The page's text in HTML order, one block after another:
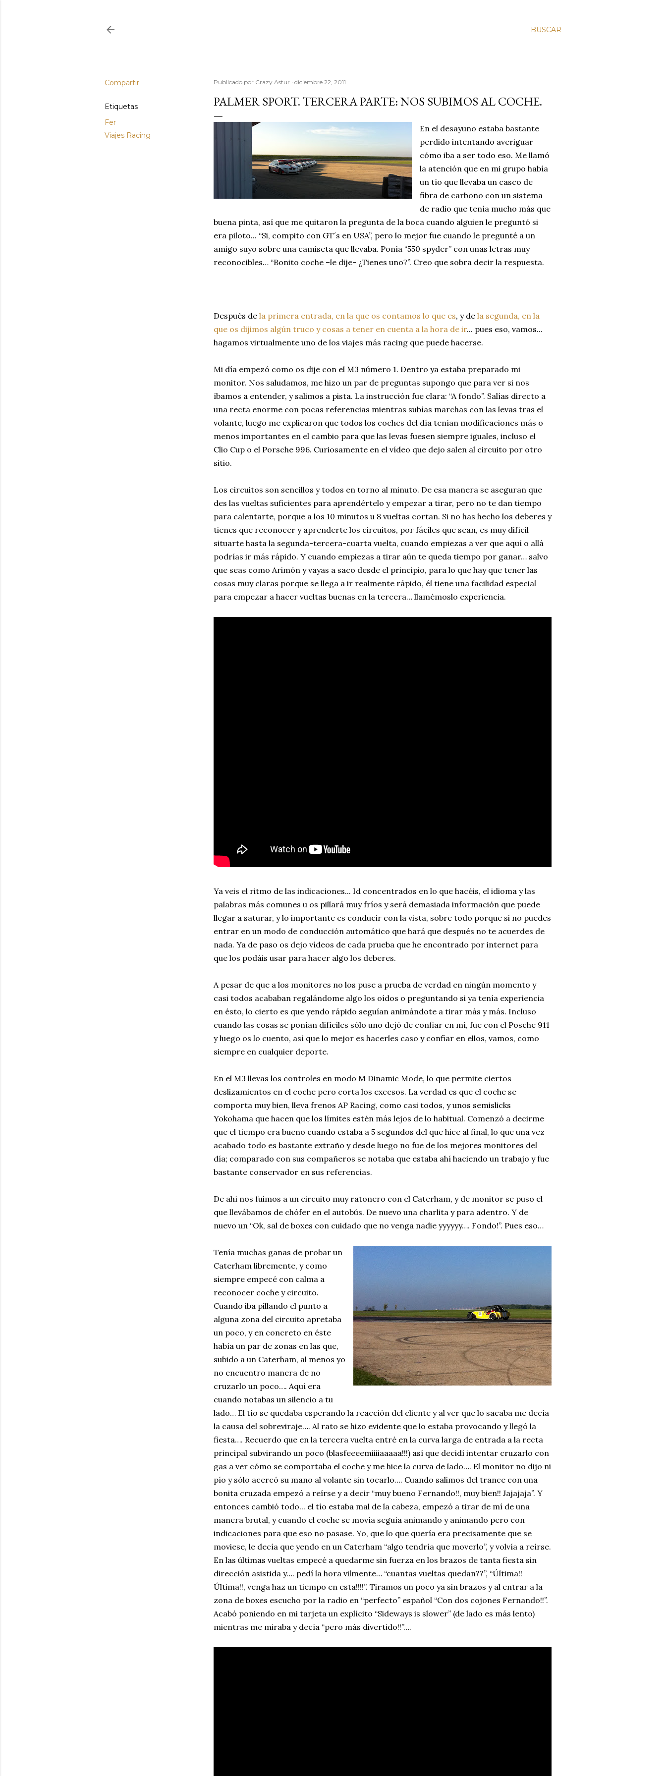
BUSCAR
Compartir
Etiquetas
Fer
Viajes Racing
Publicado por Crazy Astur diciembre 22, 2011
PALMER SPORT. TERCERA PARTE: NOS SUBIMOS AL COCHE.
En el desayuno estaba bastante
perdido intentando averiguar
cómo iba a ser todo eso. Me llamó
la atención que en mi grupo había
un tío que llevaba un casco de
fibra de carbono con un sistema
de radio que tenía mucho más que
buena pinta, así que me quitaron la pregunta de la boca cuando alguien le preguntó si
era piloto... “Si, compito con GT´s en USA”, pero lo mejor fue cuando le pregunté a un
amigo suyo sobre una camiseta que llevaba. Ponía “550 spyder” con unas letras muy
reconocibles… “Bonito coche –le dije- ¿Tienes uno?”. Creo que sobra decir la respuesta.
Después de la primera entrada, en la que os contamos lo que es, y de la segunda, en la
que os dijimos algún truco y cosas a tener en cuenta a la hora de ir... pues eso, vamos...
hagamos virtualmente uno de los viajes más racing que puede hacerse.
Mi día empezó como os dije con el M3 número 1. Dentro ya estaba preparado mi
monitor. Nos saludamos, me hizo un par de preguntas supongo que para ver si nos
íbamos a entender, y salimos a pista. La instrucción fue clara: “A fondo”. Salías directo a
una recta enorme con pocas referencias mientras subías marchas con las levas tras el
volante, luego me explicaron que todos los coches del día tenían modificaciones más o
menos importantes en el cambio para que las levas fuesen siempre iguales, incluso el
Clio Cup o el Porsche 996. Curiosamente en el vídeo que dejo salen al circuito por otro
sitio.
Los circuitos son sencillos y todos en torno al minuto. De esa manera se aseguran que
des las vueltas suficientes para aprendértelo y empezar a tirar, pero no te dan tiempo
para calentarte, porque a los 10 minutos u 8 vueltas cortan. Si no has hecho los deberes y
tienes que reconocer y aprenderte los circuitos, por fáciles que sean, es muy difícil
situarte hasta la segunda-tercera-cuarta vuelta, cuando empiezas a ver que aquí o allá
podrías ir más rápido. Y cuando empiezas a tirar aún te queda tiempo por ganar… salvo
que seas como Arimón y vayas a saco desde el principio, para lo que hay que tener las
cosas muy claras porque se llega a ir realmente rápido, él tiene una facilidad especial
para empezar a hacer vueltas buenas en la tercera… llamémoslo experiencia.
Ya veis el ritmo de las indicaciones... Id concentrados en lo que hacéis, el idioma y las
palabras más comunes u os pillará muy fríos y será demasiada información que puede
llegar a saturar, y lo importante es conducir con la vista, sobre todo porque si no puedes
entrar en un modo de conducción automático que hará que después no te acuerdes de
nada. Ya de paso os dejo vídeos de cada prueba que he encontrado por internet para
que los podáis usar para hacer algo los deberes.
A pesar de que a los monitores no los puse a prueba de verdad en ningún momento y
casi todos acababan regalándome algo los oídos o preguntando si ya tenía experiencia
en ésto, lo cierto es que yendo rápido seguían animándote a tirar más y más. Incluso
cuando las cosas se ponían difíciles sólo uno dejó de confiar en mí, fue con el Posche 911
y luego os lo cuento, así que lo mejor es hacerles caso y confiar en ellos, vamos, como
siempre en cualquier deporte.
En el M3 llevas los controles en modo M Dinamic Mode, lo que permite ciertos
deslizamientos en el coche pero corta los excesos. La verdad es que el coche se
comporta muy bien, lleva frenos AP Racing, como casi todos, y unos semislicks
Yokohama que hacen que los límites estén más lejos de lo habitual. Comenzó a decirme
que el tiempo era bueno cuando estaba a 5 segundos del que hice al final, lo que una vez
acabado todo es bastante extraño y desde luego no fue de los mejores monitores del
día; comparado con sus compañeros se notaba que estaba ahí haciendo un trabajo y fue
bastante conservador en sus referencias.
De ahí nos fuimos a un circuito muy ratonero con el Caterham, y de monitor se puso el
que llevábamos de chófer en el autobús. De nuevo una charlita y para adentro. Y de
nuevo un “Ok, sal de boxes con cuidado que no venga nadie yyyyyy…. Fondo!”. Pues eso…
Tenía muchas ganas de probar un
Caterham libremente, y como
siempre empecé con calma a
reconocer coche y circuito.
Cuando iba pillando el punto a
alguna zona del circuito apretaba
un poco, y en concreto en éste
había un par de zonas en las que,
subido a un Caterham, al menos yo
no encuentro manera de no
cruzarlo un poco…. Aquí era
cuando notabas un silencio a tu
lado… El tío se quedaba esperando la reacción del cliente y al ver que lo sacaba me decía
la causa del sobreviraje…. Al rato se hizo evidente que lo estaba provocando y llegó la
fiesta…. Recuerdo que en la tercera vuelta entré en la curva larga de entrada a la recta
principal subvirando un poco (blasfeeeemiiiiaaaaa!!!) así que decidí intentar cruzarlo con
gas a ver cómo se comportaba el coche y me hice la curva de lado…. El monitor no dijo ni
pío y sólo acercó su mano al volante sin tocarlo…. Cuando salimos del trance con una
bonita cruzada empezó a reírse y a decir “muy bueno Fernando!!, muy bien!! Jajajaja”. Y
entonces cambió todo... el tío estaba mal de la cabeza, empezó a tirar de mí de una
manera brutal, y cuando el coche se movía seguía animando y animando pero con
indicaciones para que eso no pasase. Yo, que lo que quería era precisamente que se
moviese, le decía que yendo en un Caterham “algo tendría que moverlo”, y volvía a reírse.
En las últimas vueltas empecé a quedarme sin fuerza en los brazos de tanta fiesta sin
dirección asistida y…. pedí la hora vilmente… “cuantas vueltas quedan??”, “Última!!
Última!!, venga haz un tiempo en esta!!!!”. Tiramos un poco ya sin brazos y al entrar a la
zona de boxes escucho por la radio en “perfecto” español “Con dos cojones Fernando!!”.
Acabó poniendo en mi tarjeta un explícito “Sideways is slower” (de lado es más lento)
mientras me miraba y decía “pero más divertido!!”….